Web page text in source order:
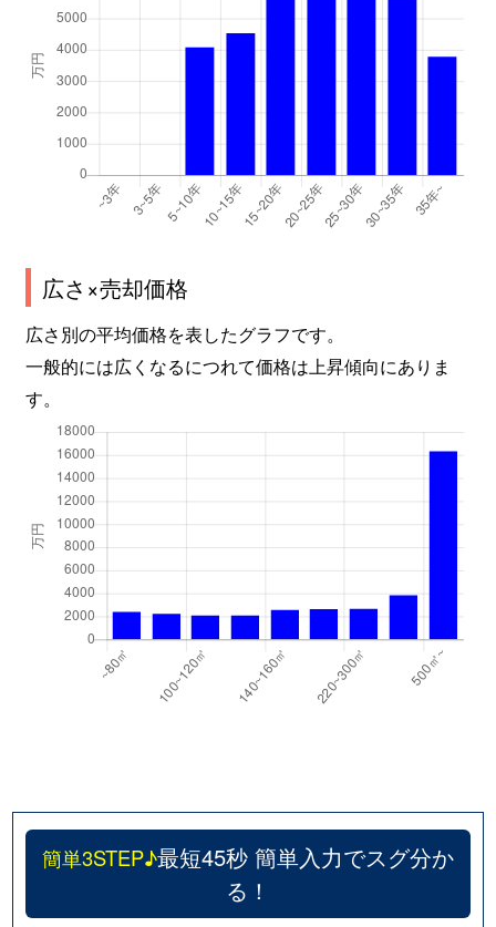
広さ×売却価格
広さ別の平均価格を表したグラフです。
一般的には広くなるにつれて価格は上昇傾向にありま
す。
簡単3STEP♪最短45秒 簡単入力でスグ分か
る！